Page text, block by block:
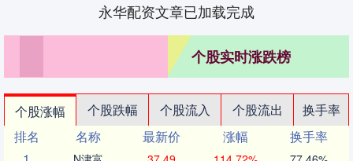
永华配资文章已加载完成
个股实时涨跌榜
个股涨幅 个股跌幅 个股流入 个股流出
换手率
排名
名称 最新价 涨幅
换手率